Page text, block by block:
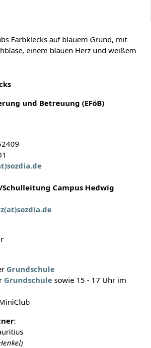
und Betreuung (EFöB)
Campus Hedwig
Grundschule
Grundschule sowie 15 - 17 Uhr im
: